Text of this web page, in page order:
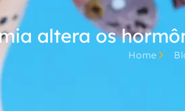
altera os
Home